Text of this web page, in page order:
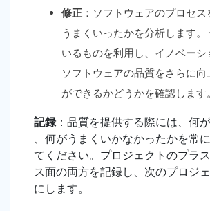
修正 ：ソフトウェアのプロセ
うまくいったかを分析します。
いるものを利用し、イノベーシ
ソフトウェアの品質をさらに向
ができるかどうかを確認します。
記録：品質を提供する際には、何
、何がうまくいかなかったかを常
てください。プロジェクトのプラ
ス面の両方を記録し、次のプロジ
にします。